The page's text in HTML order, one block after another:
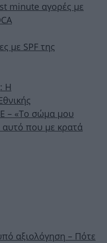
minute αγορές με
με SPF της
Η
– «Το σώμα μου
αυτό που με κρατά
αξιολόγηση – Πότε